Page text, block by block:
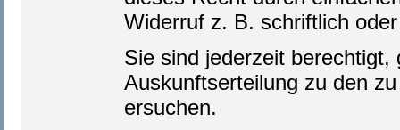
Widerruf z. B. schriftlich
Sie sind jederzeit
Auskunftserteilung zu den
ersuchen.